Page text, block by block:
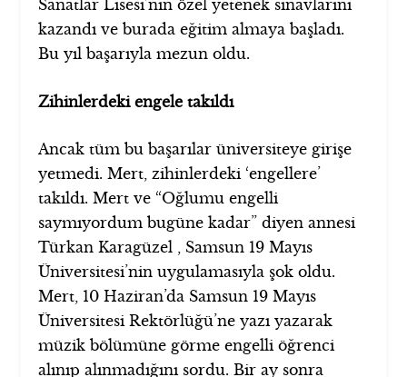
Sanatlar Lisesi’nin özel yetenek sınavlarını
kazandı ve burada eğitim almaya başladı.
Bu yıl başarıyla mezun oldu.
Zihinlerdeki engele takıldı
Ancak tüm bu başarılar üniversiteye girişe
yetmedi. Mert, zihinlerdeki ‘engellere’
takıldı. Mert ve “Oğlumu engelli
saymıyordum bugüne kadar” diyen annesi
Türkan Karagüzel , Samsun 19 Mayıs
Üniversitesi’nin uygulamasıyla şok oldu.
Mert, 10 Haziran’da Samsun 19 Mayıs
Üniversitesi Rektörlüğü’ne yazı yazarak
müzik bölümüne görme engelli öğrenci
alınıp alınmadığını sordu. Bir ay sonra